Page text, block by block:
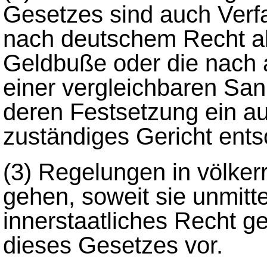
Gesetzes sind auch
nach deutschem Recht
Geldbuße oder die
einer vergleichbaren
deren Festsetzung ein
zuständiges Gericht
(3) Regelungen in
gehen, soweit sie
innerstaatliches Recht
dieses Gesetzes vor.